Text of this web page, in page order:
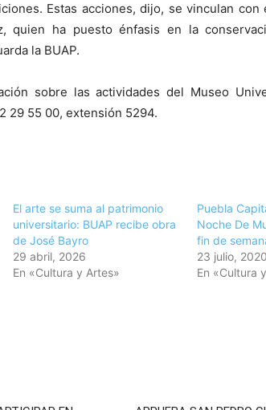
Estas acciones, dijo, se vinculan
quien ha puesto énfasis en la
la BUAP.
sobre las actividades del Museo
29 55 00, extensión 5294.
El arte se suma al patrimonio
universitario: BUAP recibe obra
de José Bayro
29 abril, 2026
En «Cultura y Artes»
Puebla
Noche De
fin de
23 julio, 2020
En «Cultura